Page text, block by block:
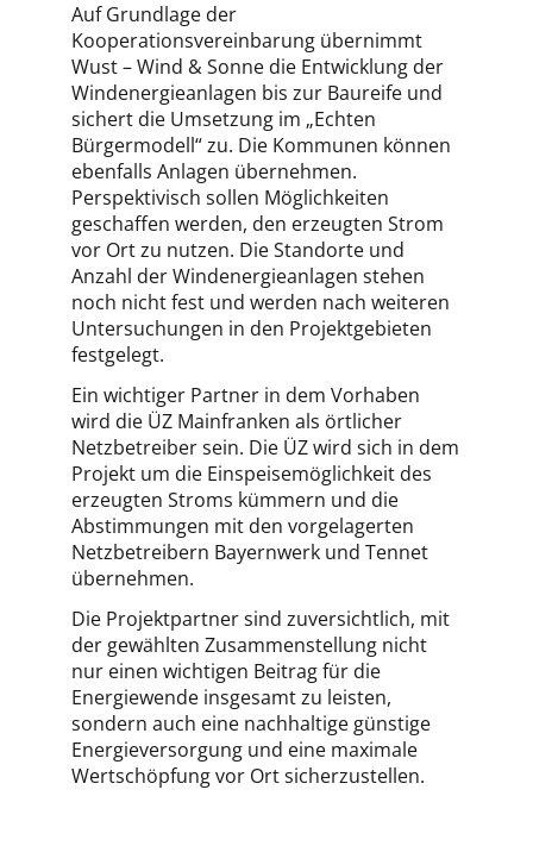
Auf Grundlage der
Kooperationsvereinbarung übernimmt
Wust – Wind & Sonne die Entwicklung der
Windenergieanlagen bis zur Baureife und
sichert die Umsetzung im „Echten
Bürgermodell“ zu. Die Kommunen können
ebenfalls Anlagen übernehmen.
Perspektivisch sollen Möglichkeiten
geschaffen werden, den erzeugten Strom
vor Ort zu nutzen. Die Standorte und
Anzahl der Windenergieanlagen stehen
noch nicht fest und werden nach weiteren
Untersuchungen in den Projektgebieten
festgelegt.
Ein wichtiger Partner in dem Vorhaben
wird die ÜZ Mainfranken als örtlicher
Netzbetreiber sein. Die ÜZ wird sich in dem
Projekt um die Einspeisemöglichkeit des
erzeugten Stroms kümmern und die
Abstimmungen mit den vorgelagerten
Netzbetreibern Bayernwerk und Tennet
übernehmen.
Die Projektpartner sind zuversichtlich, mit
der gewählten Zusammenstellung nicht
nur einen wichtigen Beitrag für die
Energiewende insgesamt zu leisten,
sondern auch eine nachhaltige günstige
Energieversorgung und eine maximale
Wertschöpfung vor Ort sicherzustellen.